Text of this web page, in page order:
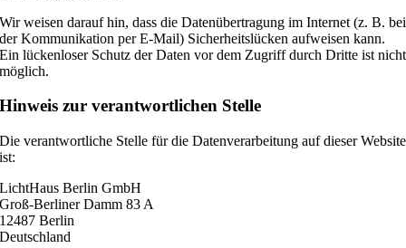
Wir weisen darauf hin, dass die Datenübertragung im Internet (z. B. bei
der Kommunikation per E-Mail) Sicherheitslücken aufweisen kann.
Ein lückenloser Schutz der Daten vor dem Zugriff durch Dritte ist nicht
möglich.
Hinweis zur verantwortlichen Stelle
Die verantwortliche Stelle für die Datenverarbeitung auf dieser Website
ist:
LichtHaus Berlin GmbH
Groß-Berliner Damm 83 A
12487 Berlin
Deutschland